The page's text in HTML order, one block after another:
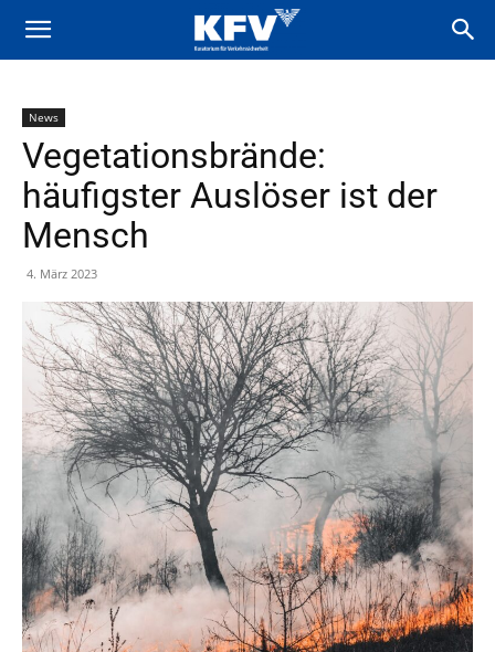
News
Vegetationsbrände:
häufigster Auslöser ist der
Mensch
4. März 2023